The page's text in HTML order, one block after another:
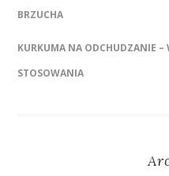
BRZUCHA
KURKUMA NA ODCHUDZANIE –
STOSOWANIA